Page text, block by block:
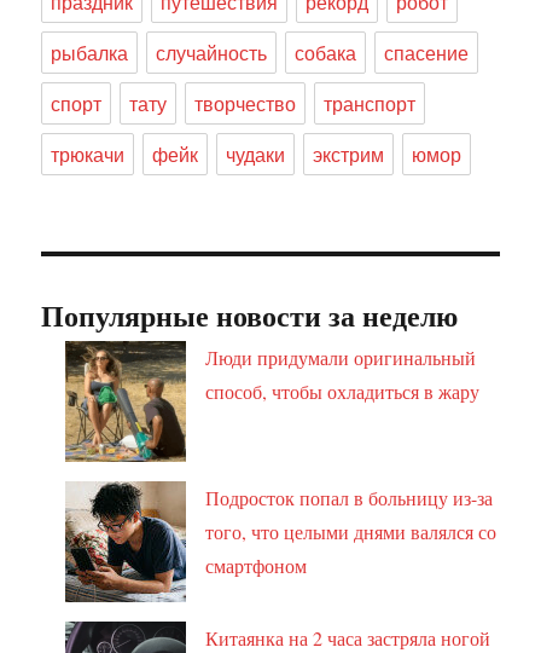
рыбалка
случайность собака
спасение
спорт
тату творчество
транспорт
трюкачи
фейк чудаки экстрим юмор
Популярные новости за неделю
Люди придумали оригинальный
способ, чтобы охладиться в жару
Подросток попал в больницу из-за
того, что целыми днями валялся со
смартфоном
Китаянка на 2 часа застряла ногой